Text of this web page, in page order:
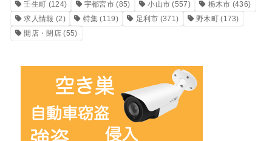
壬生町 (124) 宇都宮市 (85) 小山市 (557) 栃木市 (436)
求人情報 (2) 特集 (119) 足利市 (371) 野木町(173)
開店・閉店(55)